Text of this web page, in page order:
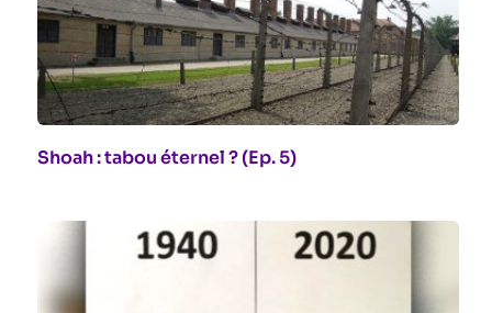
Shoah : tabou éternel ? (Ep. 5)